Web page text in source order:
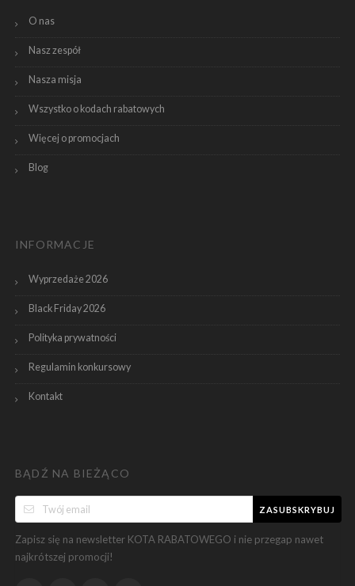
O nas
Nasz zespół
Nasza misja
Wszystko o kodach rabatowych
Więcej o promocjach
Blog
INFORMACJE
Wyprzedaże 2026
Black Friday 2026
Polityka prywatności
Regulamin konkursowy
Kontakt
BĄDŹ NA BIEŻĄCO
ZASUBSKRYBUJ
Zapisz się na newsletter KOTA RABATOWEGO i nie przegap nawet
najkrótszej promocji!